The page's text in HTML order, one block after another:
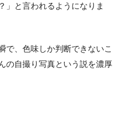
」と言われるようになりま
で、色味しか判断できないこ
の自撮り写真という説を濃厚